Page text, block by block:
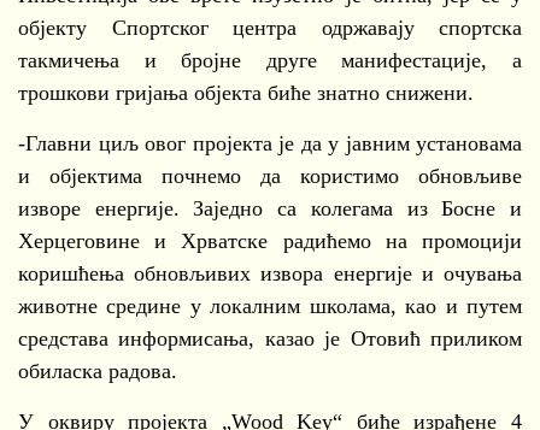
објекту Спортског центра одржавају спортска
такмичења и бројне друге манифестације, а
трошкови гријања објекта биће знатно снижени.
-Главни циљ овог пројекта је да у јавним установама
и објектима почнемо да користимо обновљиве
изворе енергије. Заједно са колегама из Босне и
Херцеговине и Хрватске радићемо на промоцији
коришћења обновљивих извора енергије и очувања
животне средине у локалним школама, као и путем
средстава информисања, казао је Отовић приликом
обиласка радова.
У оквиру пројекта „Wood Key“ биће израђене 4